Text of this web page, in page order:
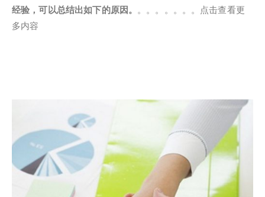
经验，可以总结出如下的原因。 。。。。。。。
点击查看更
多内容